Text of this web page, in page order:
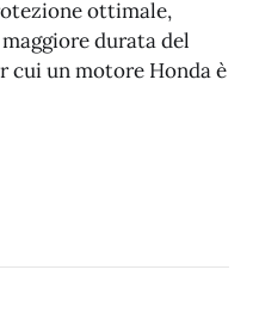
ottimale,
durata del
cui un motore Honda è